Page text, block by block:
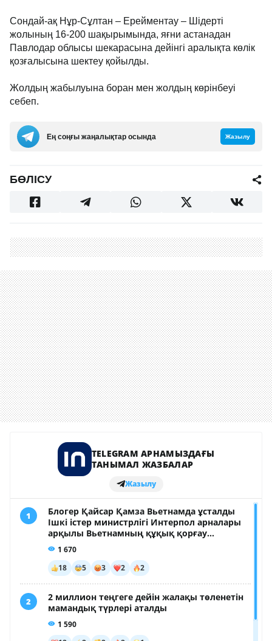
Сондай-ақ Нұр-Сұлтан – Ерейментау – Шідерті
жолының 16-200 шақырымында, яғни астанадан
Павлодар облысы шекарасына дейінгі аралықта көлік
қозғалысына шектеу қойылды.
Жолдың жабылуына боран мен жолдың көрінбеуі
себеп.
Ең соңғы жаңалықтар осында Жазылу
БӨЛІСУ